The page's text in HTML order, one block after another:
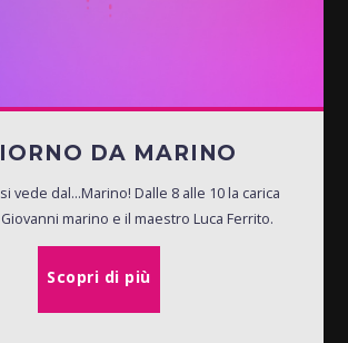
DA MARINO
vede dal...Marino! Dalle 8 alle 10 la carica
marino e il maestro Luca Ferrito.
Scopri di più